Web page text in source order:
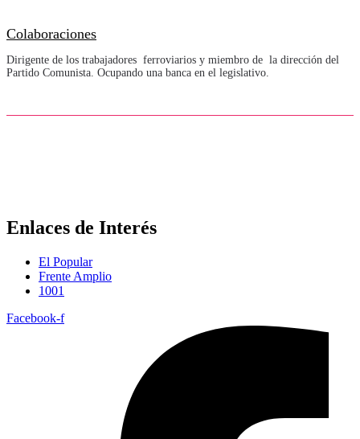
Colaboraciones
Dirigente de los trabajadores ferroviarios y miembro de la dirección del
Partido Comunista. Ocupando una banca en el legislativo.
Enlaces de Interés
El Popular
Frente Amplio
1001
Facebook-f